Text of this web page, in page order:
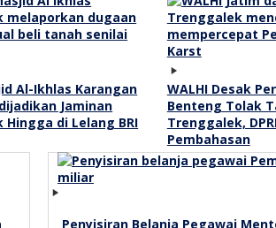
Al-Ikhlas Karangan
Jaminan
Hingga di Lelang BRI
WALHI Desak
Benteng Tolak
Trenggalek,
Pembahasan
Penyisiran Belanja Pegawai